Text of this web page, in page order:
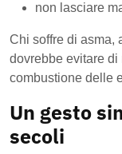
non lasciare
Chi soffre di asma,
dovrebbe evitare di
combustione delle
Un gesto
secoli